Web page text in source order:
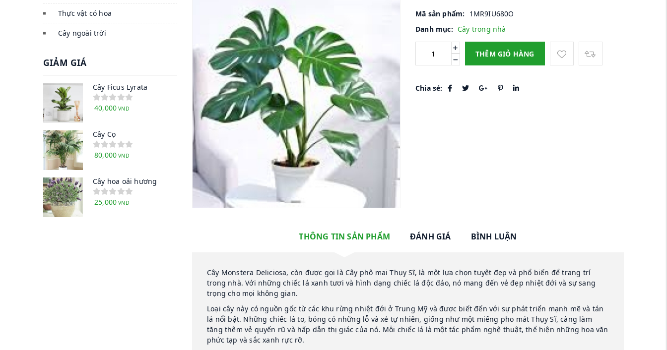
Thực vật có hoa
Cây ngoài trời
GIẢM GIÁ
Cây Ficus Lyrata
40,000 VND
Cây Cọ
80,000 VND
Cây hoa oải hương
25,000 VND
Mã sản phẩm:
1MR9IU680O
Danh mục: Cây trong nhà
THÊM GIỎ HÀNG
Chia sẻ:
THÔNG TIN SẢN PHẨM ĐÁNH GIÁ BÌNH LUẬN
Cây Monstera Deliciosa, còn được gọi là Cây phô mai Thụy Sĩ, là một lựa chọn tuyệt đẹp và phổ biến để trang trí
trong nhà. Với những chiếc lá xanh tươi và hình dạng chiếc lá độc đáo, nó mang đến vẻ đẹp nhiệt đới và sự sang
trọng cho mọi không gian.
Loại cây này có nguồn gốc từ các khu rừng nhiệt đới ở Trung Mỹ và được biết đến với sự phát triển mạnh mẽ và tán
lá nổi bật. Những chiếc lá to, bóng có những lỗ và xẻ tự nhiên, giống như một miếng pho mát Thụy Sĩ, càng làm
tăng thêm vẻ quyến rũ và hấp dẫn thị giác của nó. Mỗi chiếc lá là một tác phẩm nghệ thuật, thể hiện những hoa văn
phức tạp và sắc xanh rực rỡ.